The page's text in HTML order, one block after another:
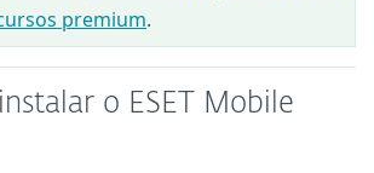
premium.
o ESET Mobile